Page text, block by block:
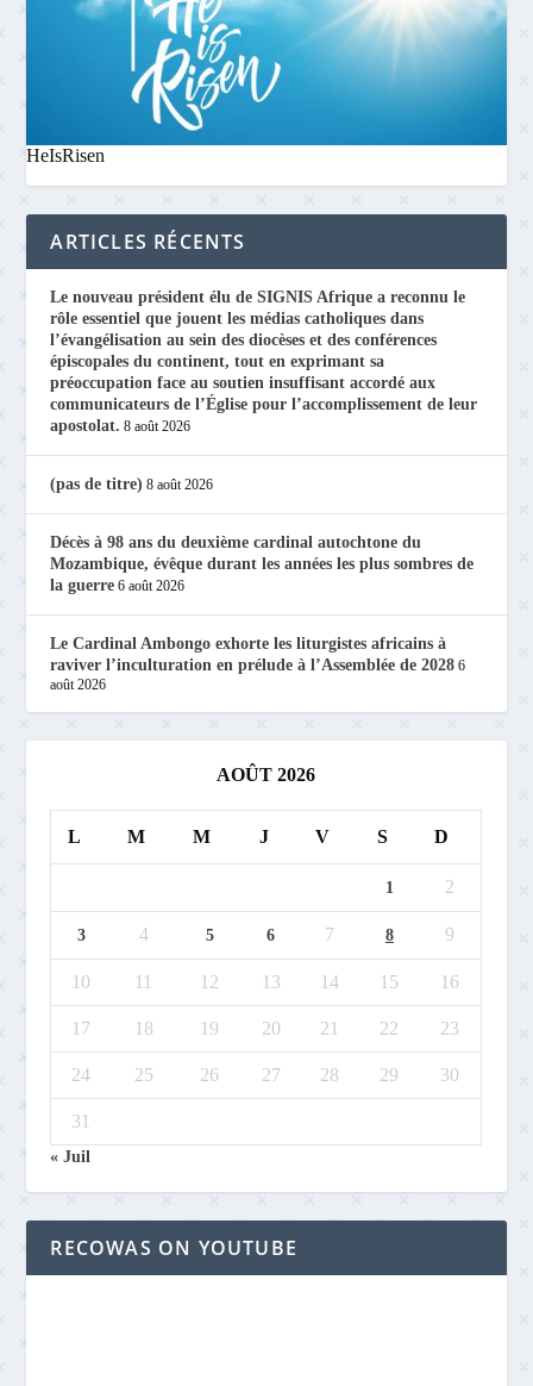
HeIsRisen
ARTICLES RÉCENTS
Le nouveau président élu de SIGNIS Afrique a reconnu le
rôle essentiel que jouent les médias catholiques dans
l’évangélisation au sein des diocèses et des conférences
épiscopales du continent, tout en exprimant sa
préoccupation face au soutien insuffisant accordé aux
communicateurs de l’Église pour l’accomplissement de leur
apostolat. 8 août 2026
(pas de titre) 8 août 2026
Décès à 98 ans du deuxième cardinal autochtone du
Mozambique, évêque durant les années les plus sombres de
la guerre 6 août 2026
Le Cardinal Ambongo exhorte les liturgistes africains à
raviver l’inculturation en prélude à l’Assemblée de 2028 6
août 2026
AOÛT 2026
L M M J V S D
1 2
3 4 5 6 7 8 9
10 11 12 13 14 15 16
17 18 19 20 21 22 23
24 25 26 27 28 29 30
31
« Juil
RECOWAS ON YOUTUBE